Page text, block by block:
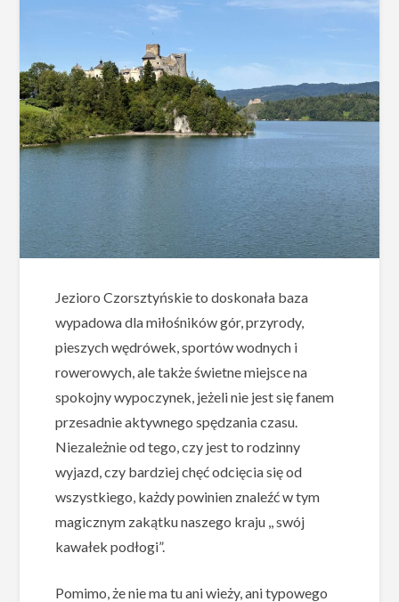
Jezioro Czorsztyńskie to doskonała baza
wypadowa dla miłośników gór, przyrody,
pieszych wędrówek, sportów wodnych i
rowerowych, ale także świetne miejsce na
spokojny wypoczynek, jeżeli nie jest się fanem
przesadnie aktywnego spędzania czasu.
Niezależnie od tego, czy jest to rodzinny
wyjazd, czy bardziej chęć odcięcia się od
wszystkiego, każdy powinien znaleźć w tym
magicznym zakątku naszego kraju ,, swój
kawałek podłogi”.
Pomimo, że nie ma tu ani wieży, ani typowego